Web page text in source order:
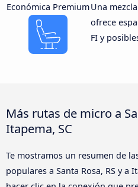
Económica PremiumUna
ofrece
FI y
Más rutas de micro a
Itapema, SC
Te mostramos un resumen de
populares a Santa Rosa, RS y a